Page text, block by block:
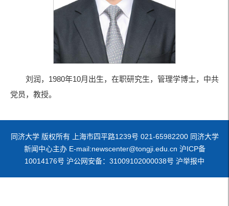
刘润，1980年10月出生，在职研究生，管理学博士，中共
党员，教授。
同济大学 版权所有 上海市四平路1239号 021-65982200 同济大学
新闻中心主办 E-mail:newscenter@tongji.edu.cn 沪ICP备
10014176号 沪公网安备：31009102000038号 沪举报中